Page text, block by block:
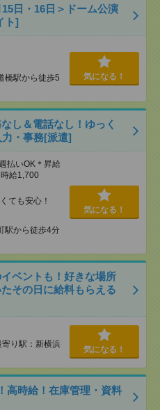
日・16日＞ドーム公演
ト]
橋駅から徒歩5
気になる！
し＆電話なし！ゆっく
・事務[派遣]
払いOK＊昇給
給1,700
ても安心！
駅から徒歩4分
気になる！
ベントも！好きな場所
その日に給料もらえる
り駅：新横浜
気になる！
高時給！在庫管理・資料